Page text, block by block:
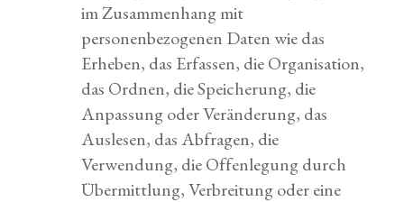
im Zusammenhang mit
personenbezogenen Daten wie das
Erheben, das Erfassen, die Organisation,
das Ordnen, die Speicherung, die
Anpassung oder Veränderung, das
Auslesen, das Abfragen, die
Verwendung, die Offenlegung durch
Übermittlung, Verbreitung oder eine